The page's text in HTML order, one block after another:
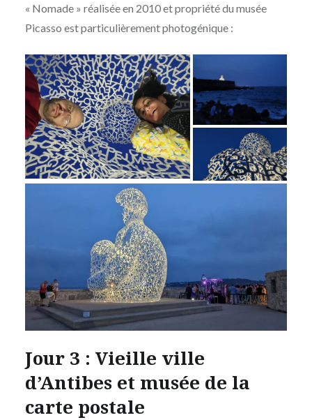
« Nomade » réalisée en 2010 et propriété du musée
Picasso est particulièrement photogénique :
Jour 3 : Vieille ville
d’Antibes et musée de la
carte postale